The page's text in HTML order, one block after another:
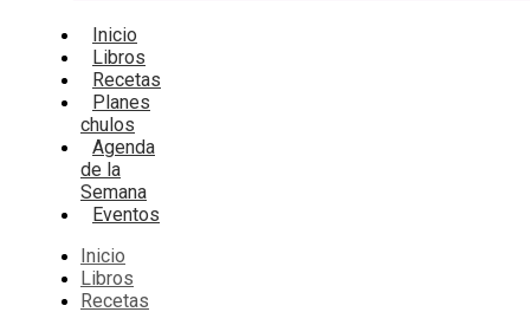
Inicio
Libros
Recetas
Planes
chulos
Agenda
de la
Semana
Eventos
Inicio
Libros
Recetas